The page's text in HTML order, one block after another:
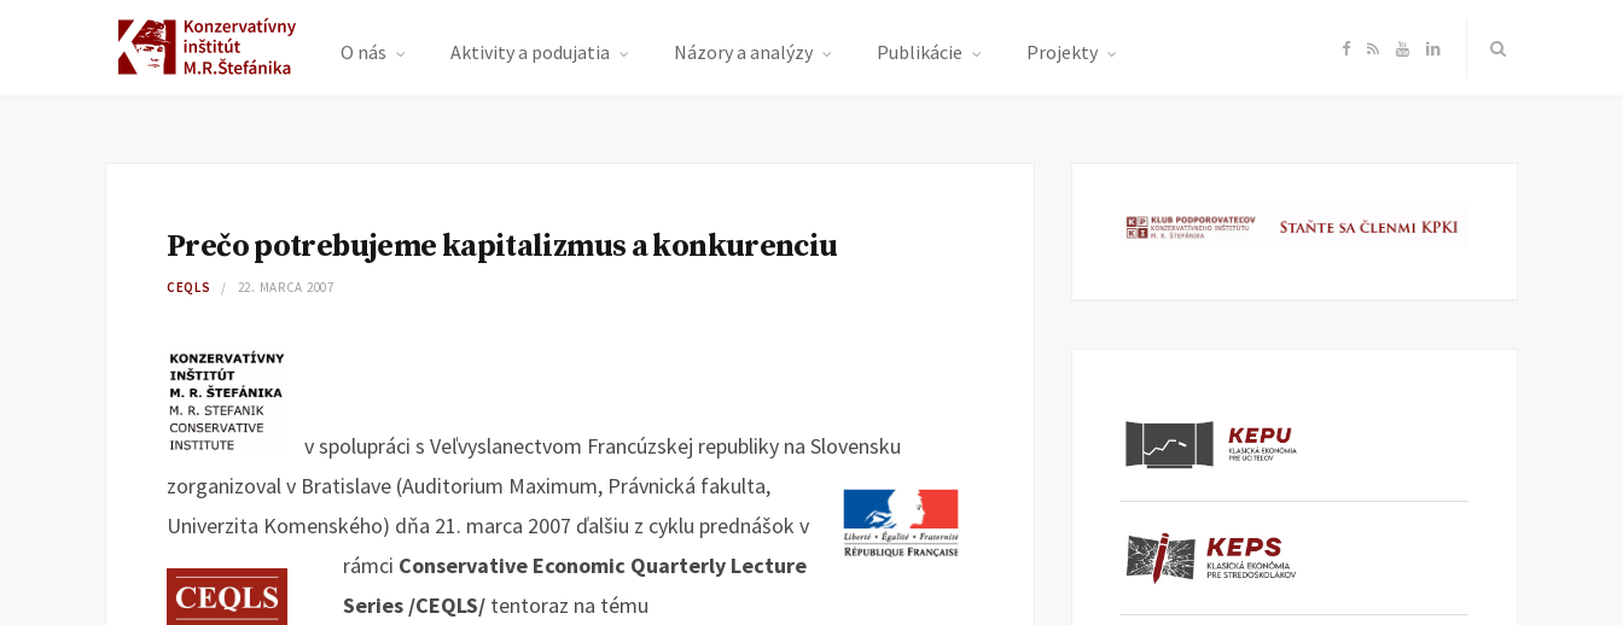
O nás Aktivity a podujatia Názory a analýzy Publikácie Projekty F
e
R Y
T
L
k
Prečo potrebujeme kapitalizmus a konkurenciu
CEQLS 22. MARCA 2007
v spolupráci s Veľvyslanectvom Francúzskej republiky na Slovensku
zorganizoval v Bratislave (Auditorium Maximum, Právnická fakulta,
Univerzita Komenského) dňa 21. marca 2007 ďalšiu z cyklu prednášok v
rámci Conservative Economic Quarterly Lecture
Series /CEQLS/ tentoraz na tému